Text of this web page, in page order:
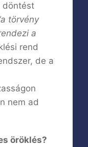
döntést
törvény
a
rend
de a
nem ad
öröklés?